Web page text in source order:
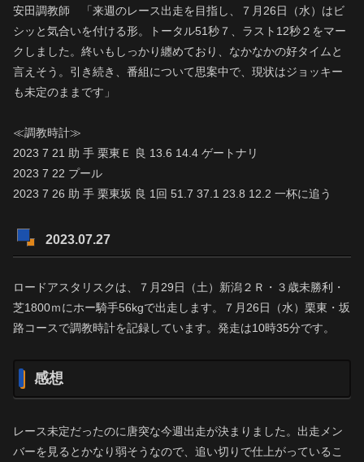
安田調教師 「来週のレース出走を目指し、７月26日（水）はビ
シッと気合いを付ける形。トータル51秒７、ラスト12秒２をマー
クしました。終いもしっかり纏めており、なかなかの好タイムと
言えそう。引き続き、番組について思案中で、現状はジョッキー
も未定のままです」
≪調教時計≫
2023 7 21 助 手 栗東Ｅ 良 13.6 14.4 ゲートナリ
2023 7 22 プール
2023 7 26 助 手 栗東坂 良 1回 51.7 37.1 23.8 12.2 一杯に追う
2023.07.27
ロードアスタリスクは、７月29日（土）新潟２Ｒ・３歳未勝利・
芝1800ｍにホー騎手56kgで出走します。７月26日（水）栗東・坂
路コースで調教時計を記録しています。発走は10時35分です。
感想
レース未定だったのに唐突な今週出走が決まりました。出走メン
バーを見るとかなり弱そうなので、追い切りで仕上がっているこ